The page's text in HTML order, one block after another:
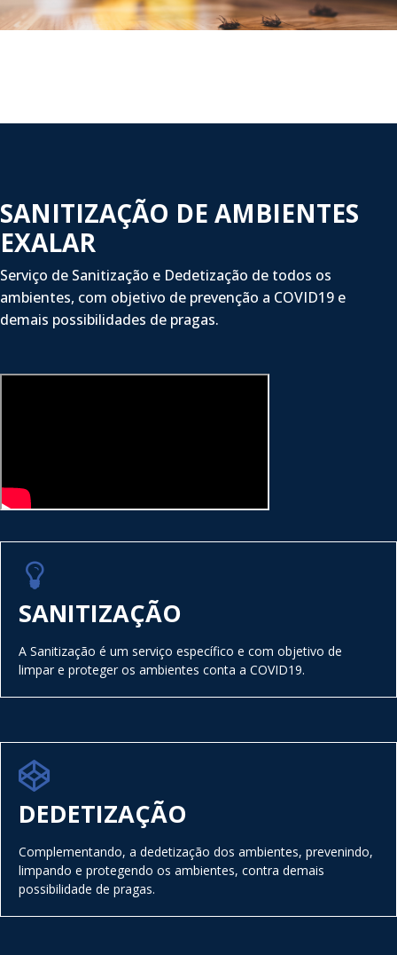
SANITIZAÇÃO DE AMBIENTES
EXALAR
Serviço de Sanitização e Dedetização de todos os
ambientes, com objetivo de prevenção a COVID19 e
demais possibilidades de pragas.
SANITIZAÇÃO
A Sanitização é um serviço específico e com objetivo de
limpar e proteger os ambientes conta a COVID19.
DEDETIZAÇÃO
Complementando, a dedetização dos ambientes, prevenindo,
limpando e protegendo os ambientes, contra demais
possibilidade de pragas.